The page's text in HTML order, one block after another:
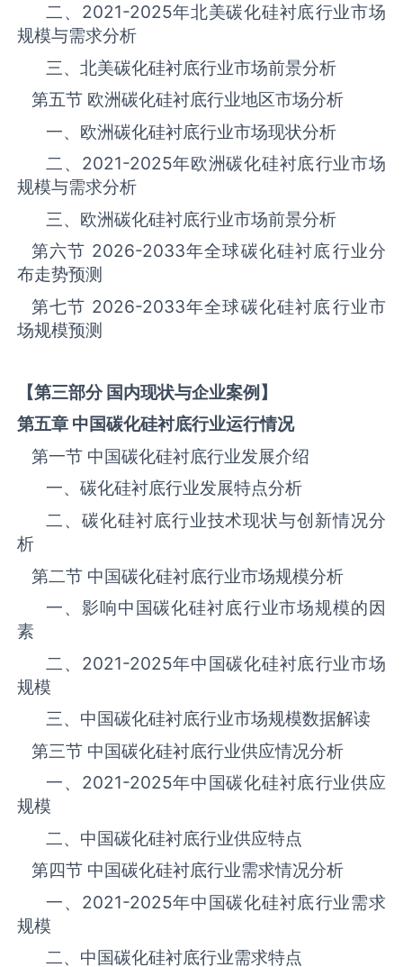
二、 2021-2025年北美碳化硅衬底‌‌‌行业市场
规模与需求分析
三、北美碳化硅衬底‌‌‌行业市场前景分析
第五节 欧洲碳化硅衬底‌‌‌行业地区市场分析
一、欧洲碳化硅衬底‌‌‌行业市场现状分析
二、 2021-2025年欧洲碳化硅衬底‌‌‌行业市场
规模与需求分析
三、欧洲碳化硅衬底‌‌‌行业市场前景分析
第六节 2026-2033年全球碳化硅衬底‌‌‌行业分
布走势预测
第七节 2026-2033年全球碳化硅衬底‌‌‌行业市
场规模预测
【第三部分 国内现状与企业案例】
第五章 中国碳化硅衬底行业运行情况
第一节 中国碳化硅衬底‌‌‌行业发展介绍
一、碳化硅衬底行业发展特点分析
二、碳化硅衬底行业技术现状与创新情况分
析
第二节 中国碳化硅衬底‌‌‌行业市场规模分析
一、影响中国碳化硅衬底‌‌‌行业市场规模的因
素
二、 2021-2025年中国碳化硅衬底‌‌‌行业市场
规模
三、中国碳化硅衬底行业市场规模数据解读
第三节 中国碳化硅衬底‌‌‌行业供应情况分析
一、 2021-2025年中国碳化硅衬底‌‌‌行业供应
规模
二、中国碳化硅衬底‌‌‌行业供应特点
第四节 中国碳化硅衬底‌‌‌行业需求情况分析
一、 2021-2025年中国碳化硅衬底‌‌‌行业需求
规模
二、中国碳化硅衬底‌‌‌行业需求特点